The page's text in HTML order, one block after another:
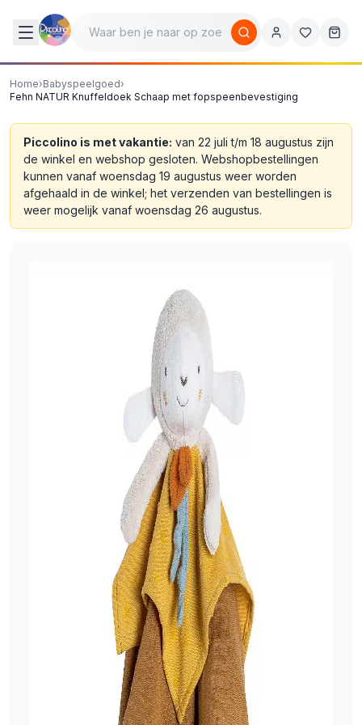
Home›Babyspeelgoed›
Fehn NATUR Knuffeldoek Schaap met fopspeenbevestiging
Piccolino is met vakantie: van 22 juli t/m 18 augustus zijn
de winkel en webshop gesloten. Webshopbestellingen
kunnen vanaf woensdag 19 augustus weer worden
afgehaald in de winkel; het verzenden van bestellingen is
weer mogelijk vanaf woensdag 26 augustus.